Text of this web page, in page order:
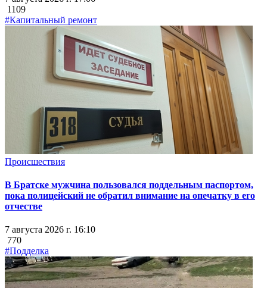
1109
#Капитальный ремонт
Происшествия
В Братске мужчина пользовался поддельным паспортом,
пока полицейский не обратил внимание на опечатку в его
отчестве
7 августа 2026 г. 16:10
770
#Подделка